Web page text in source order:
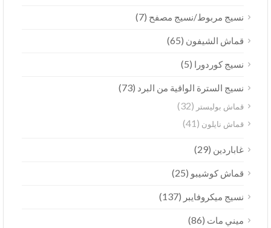
نسيج مربوط/نسيج مصفح(7)
قماش الشيفون(65)
نسيج كوردورا(5)
نسيج السترة الواقية من البرد(73)
قماش بوليستر(32)
قماش نايلون(41)
غاباردين(29)
قماش كوشيبو(25)
نسيج ميكروفايبر(137)
ميني مات(86)